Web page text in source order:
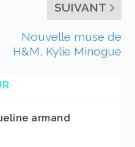
SUIVANT
Nouvelle muse de
H&M, Kylie Minogue
armand